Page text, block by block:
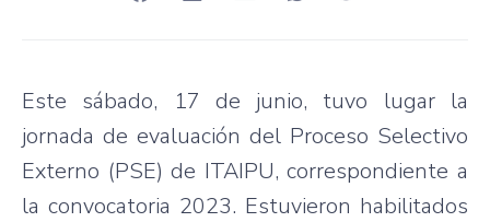
Este sábado, 17 de junio, tuvo lugar la
jornada de evaluación del Proceso Selectivo
Externo (PSE) de ITAIPU, correspondiente a
la convocatoria 2023. Estuvieron habilitados